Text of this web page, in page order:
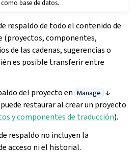
como base de datos.
respaldo de todo el contenido de
(proyectos, componentes,
de las cadenas, sugerencias o
es posible transferir entre
del proyecto en Manage ↓
restaurar al crear un proyecto
y componentes de traducción).
respaldo no incluyen la
acceso ni el historial.